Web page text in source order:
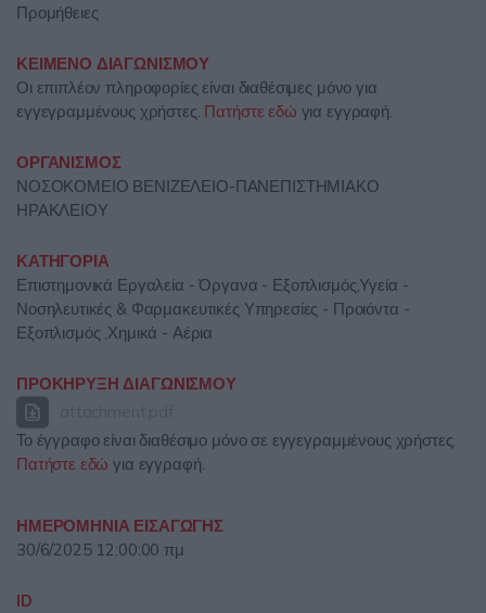
Προμήθειες
ΚΕΙΜΕΝΟ ΔΙΑΓΩΝΙΣΜΟΥ
Οι επιπλέον πληροφορίες είναι διαθέσιμες μόνο για
εγγεγραμμένους χρήστες. Πατήστε εδώ για εγγραφή.
ΟΡΓΑΝΙΣΜΟΣ
ΝΟΣΟΚΟΜΕΙΟ ΒΕΝΙΖΕΛΕΙΟ-ΠΑΝΕΠΙΣΤΗΜΙΑΚΟ
ΗΡΑΚΛΕΙΟΥ
ΚΑΤΗΓΟΡΙΑ
Επιστημονικά Εργαλεία - Όργανα - Εξοπλισμός,Υγεία -
Νοσηλευτικές & Φαρμακευτικές Υπηρεσίες - Προιόντα -
Εξοπλισμός ,Χημικά - Αέρια
ΠΡΟΚΗΡΥΞΗ ΔΙΑΓΩΝΙΣΜΟΥ
Το έγγραφο είναι διαθέσιμο μόνο σε εγγεγραμμένους χρήστες.
Πατήστε εδώ για εγγραφή.
ΗΜΕΡΟΜΗΝΙΑ ΕΙΣΑΓΩΓΗΣ
30/6/2025 12:00:00 πμ
ID